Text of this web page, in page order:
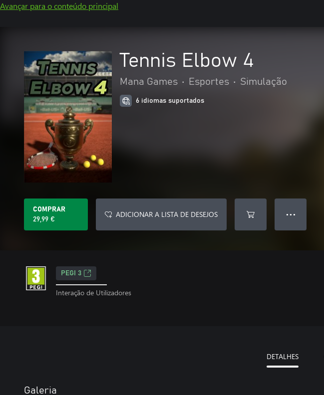
Avançar para o conteúdo principal
Tennis Elbow 4
Mana Games • Esportes • Simulação
6 idiomas suportados
COMPRAR
29,99 €
ADICIONAR A LISTA DE DESEJOS ● ● ●
PEGI 3
Interação de Utilizadores
DETALHES
Galeria